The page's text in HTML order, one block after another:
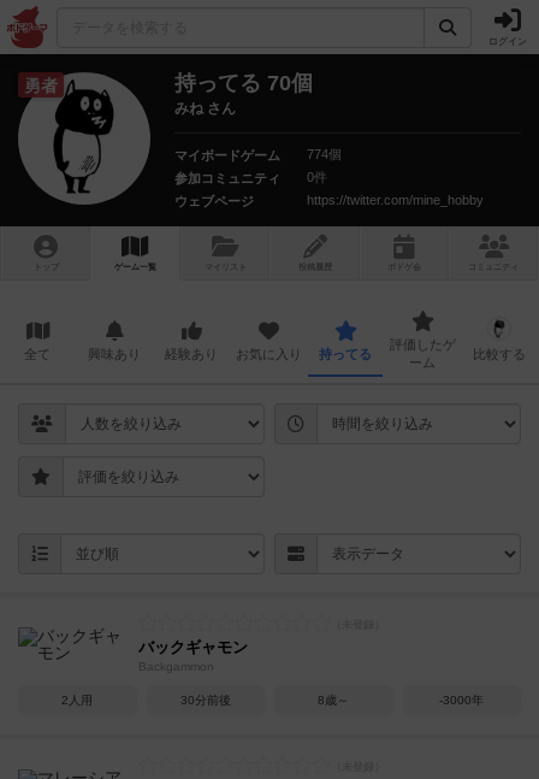
ログイン
勇者 持ってる 70個
みね さん
マイボードゲーム
774個
参加コミュニティ
0件
ウェブページ
https://twitter.com/mine_hobby
トップ ゲーム一覧 マイリスト 投稿履歴 ボ ドゲ コミュニティ
全て 興味あり 経験あり お気に入り 持ってる
評価したゲ
ーム
比較する
バックギャモン
Backgammon
2人用 30分前後 8歳～ -3000年